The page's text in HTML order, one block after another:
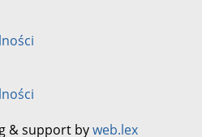
& support byweb.lex